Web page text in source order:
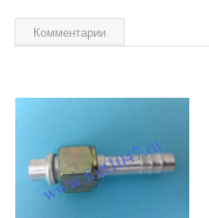
Комментарии